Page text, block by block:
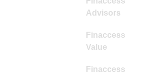
Advisors
Finaccess
Value
Finaccess